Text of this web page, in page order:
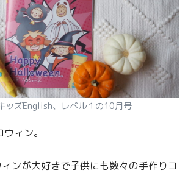
ッズEnglish、レベル１の10月号
ィン。
ンが大好きで子供にも数々の手作りコ